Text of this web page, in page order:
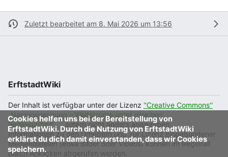
Zuletzt bearbeitet am 8. Mai 2026 um 13:56
Cookies helfen uns bei der Bereitstellung von
ErftstadtWiki. Durch die Nutzung von ErftstadtWiki
erklärst du dich damit einverstanden, dass wir Cookies
speichern.
ErftstadtWiki
Der Inhalt ist verfügbar unter der Lizenz ''Creative Commons''
„Namensnennung – Weitergabe unter gleichen
Bedingungen“
, sofern nicht anders angegeben.
Informationen zu den Urhebern und zur Lizenz eingebundener
Mediendateien (etwa Bilder oder Videos) können im Regelfall
durch Anklicken abgerufen werden.